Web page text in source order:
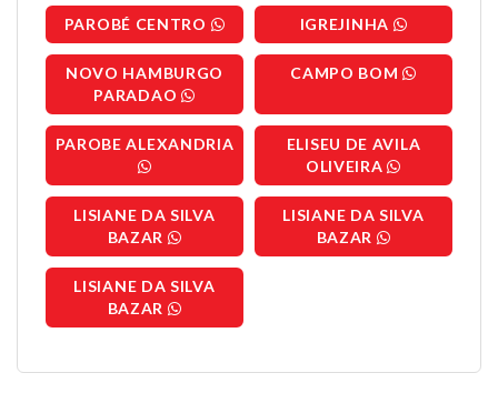
PAROBÉ CENTRO IGREJINHA
NOVO HAMBURGO
PARADAO
CAMPO BOM
PAROBE ALEXANDRIA
ELISEU DE AVILA
OLIVEIRA
LISIANE DA SILVA
BAZAR
LISIANE DA SILVA
BAZAR
LISIANE DA SILVA
BAZAR